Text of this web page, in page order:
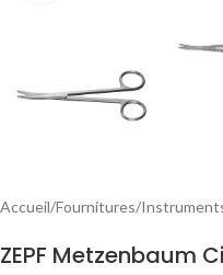
Accueil Fournitures
ZEPF Metzenbaum